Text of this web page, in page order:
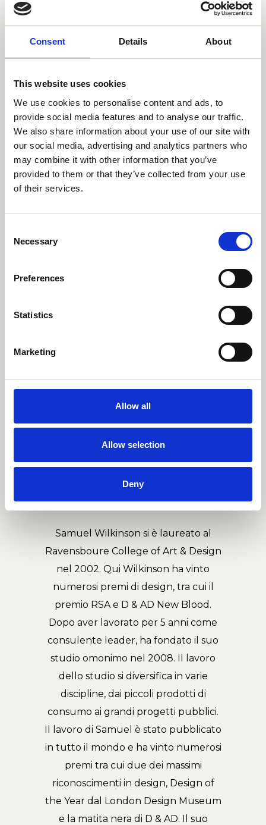
Consent Details About
This website uses cookies
We use cookies to personalise content and ads, to
provide social media features and to analyse our traffic.
We also share information about your use of our site with
our social media, advertising and analytics partners who
may combine it with other information that you’ve
provided to them or that they’ve collected from your use
of their services.
Selection
Necessary
Preferences
Statistics
Marketing
Allow all
Allow selection
Deny
Samuel Wilkinson
cercando sempre di aggiungere un
della produzione lo aiuta a superare i
limiti pur mantenendo un alto livello
di dettaglio e manualità.
Samuel Wilkinson si è laureato al
Ravensboure College of Art & Design
nel 2002. Qui Wilkinson ha vinto
numerosi premi di design, tra cui il
premio RSA e D & AD New Blood.
Dopo aver lavorato per 5 anni come
consulente leader, ha fondato il suo
studio omonimo nel 2008. Il lavoro
dello studio si diversifica in varie
discipline, dai piccoli prodotti di
consumo ai grandi progetti pubblici.
Il lavoro di Samuel è stato pubblicato
in tutto il mondo e ha vinto numerosi
premi tra cui due dei massimi
riconoscimenti in design, Design of
the Year dal London Design Museum
e la matita nera di D & AD. Il suo